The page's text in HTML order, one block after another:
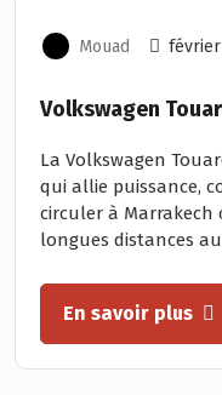
Mouad février
Volkswagen
La Volkswagen
qui allie puissance,
circuler à Marrakech
longues distances
En savoir plus